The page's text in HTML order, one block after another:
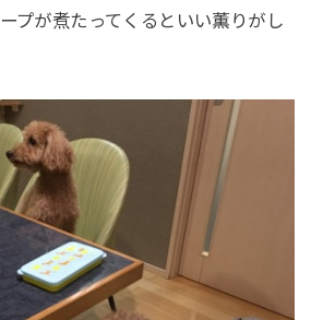
プが煮たってくるといい薫りがし